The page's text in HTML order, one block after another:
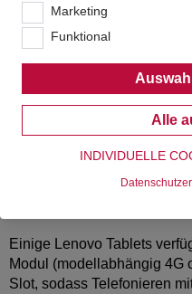
Marketing
Funktional
Alle
INDIVIDUELLE
ihres Styles
Kompatibilität mit
Duet, der nahtlosen
Features machen sie zu
Studierende und
Lernerlebnis wünschen.
Tablets zu einem echten
und ermöglichen dir eine
Einige Lenovo Tablets
Modul (modellabhängig 4G
Slot, sodass Telefonieren